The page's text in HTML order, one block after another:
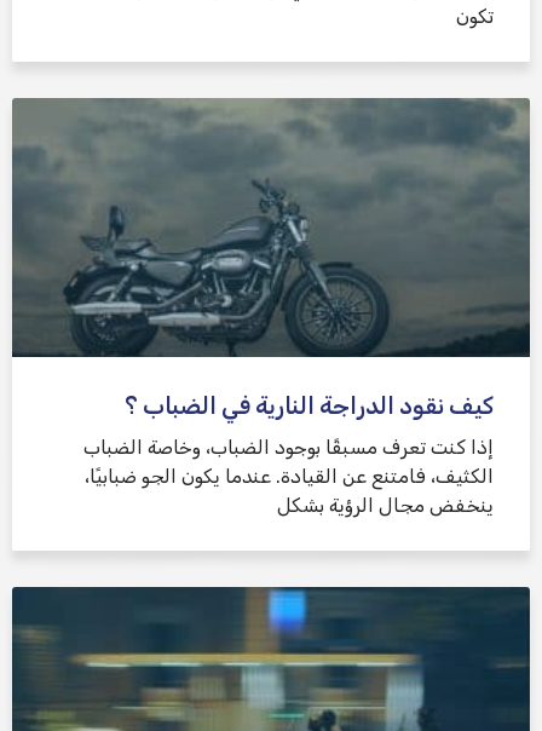
تكون
كيف نقود الدراجة النارية في الضباب ؟
إذا كنت تعرف مسبقًا بوجود الضباب، وخاصة الضباب
الكثيف، فامتنع عن القيادة. عندما يكون الجو ضبابيًا،
ينخفض ​​مجال الرؤية بشكل